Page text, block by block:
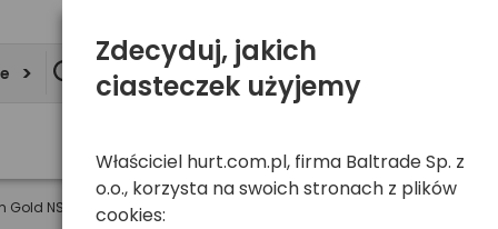
Gold NS-002
Zdecyduj, jakich
ciasteczek użyjemy
Właściciel hurt.com.pl, firma Baltrade Sp. z
o.o., korzysta na swoich stronach z plików
cookies: